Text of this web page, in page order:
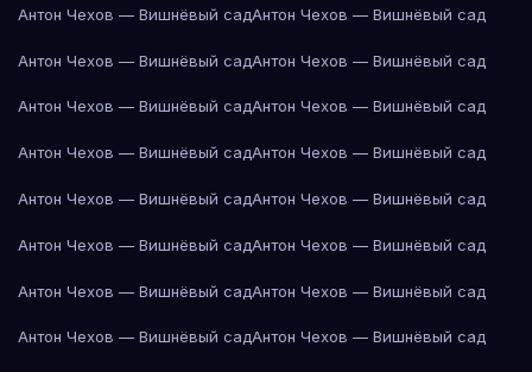
Антон Чехов — Вишнёвый садАнтон Чехов — Вишнёвый сад
Антон Чехов — Вишнёвый садАнтон Чехов — Вишнёвый сад
Антон Чехов — Вишнёвый садАнтон Чехов — Вишнёвый сад
Антон Чехов — Вишнёвый садАнтон Чехов — Вишнёвый сад
Антон Чехов — Вишнёвый садАнтон Чехов — Вишнёвый сад
Антон Чехов — Вишнёвый садАнтон Чехов — Вишнёвый сад
Антон Чехов — Вишнёвый садАнтон Чехов — Вишнёвый сад
Антон Чехов — Вишнёвый садАнтон Чехов — Вишнёвый сад